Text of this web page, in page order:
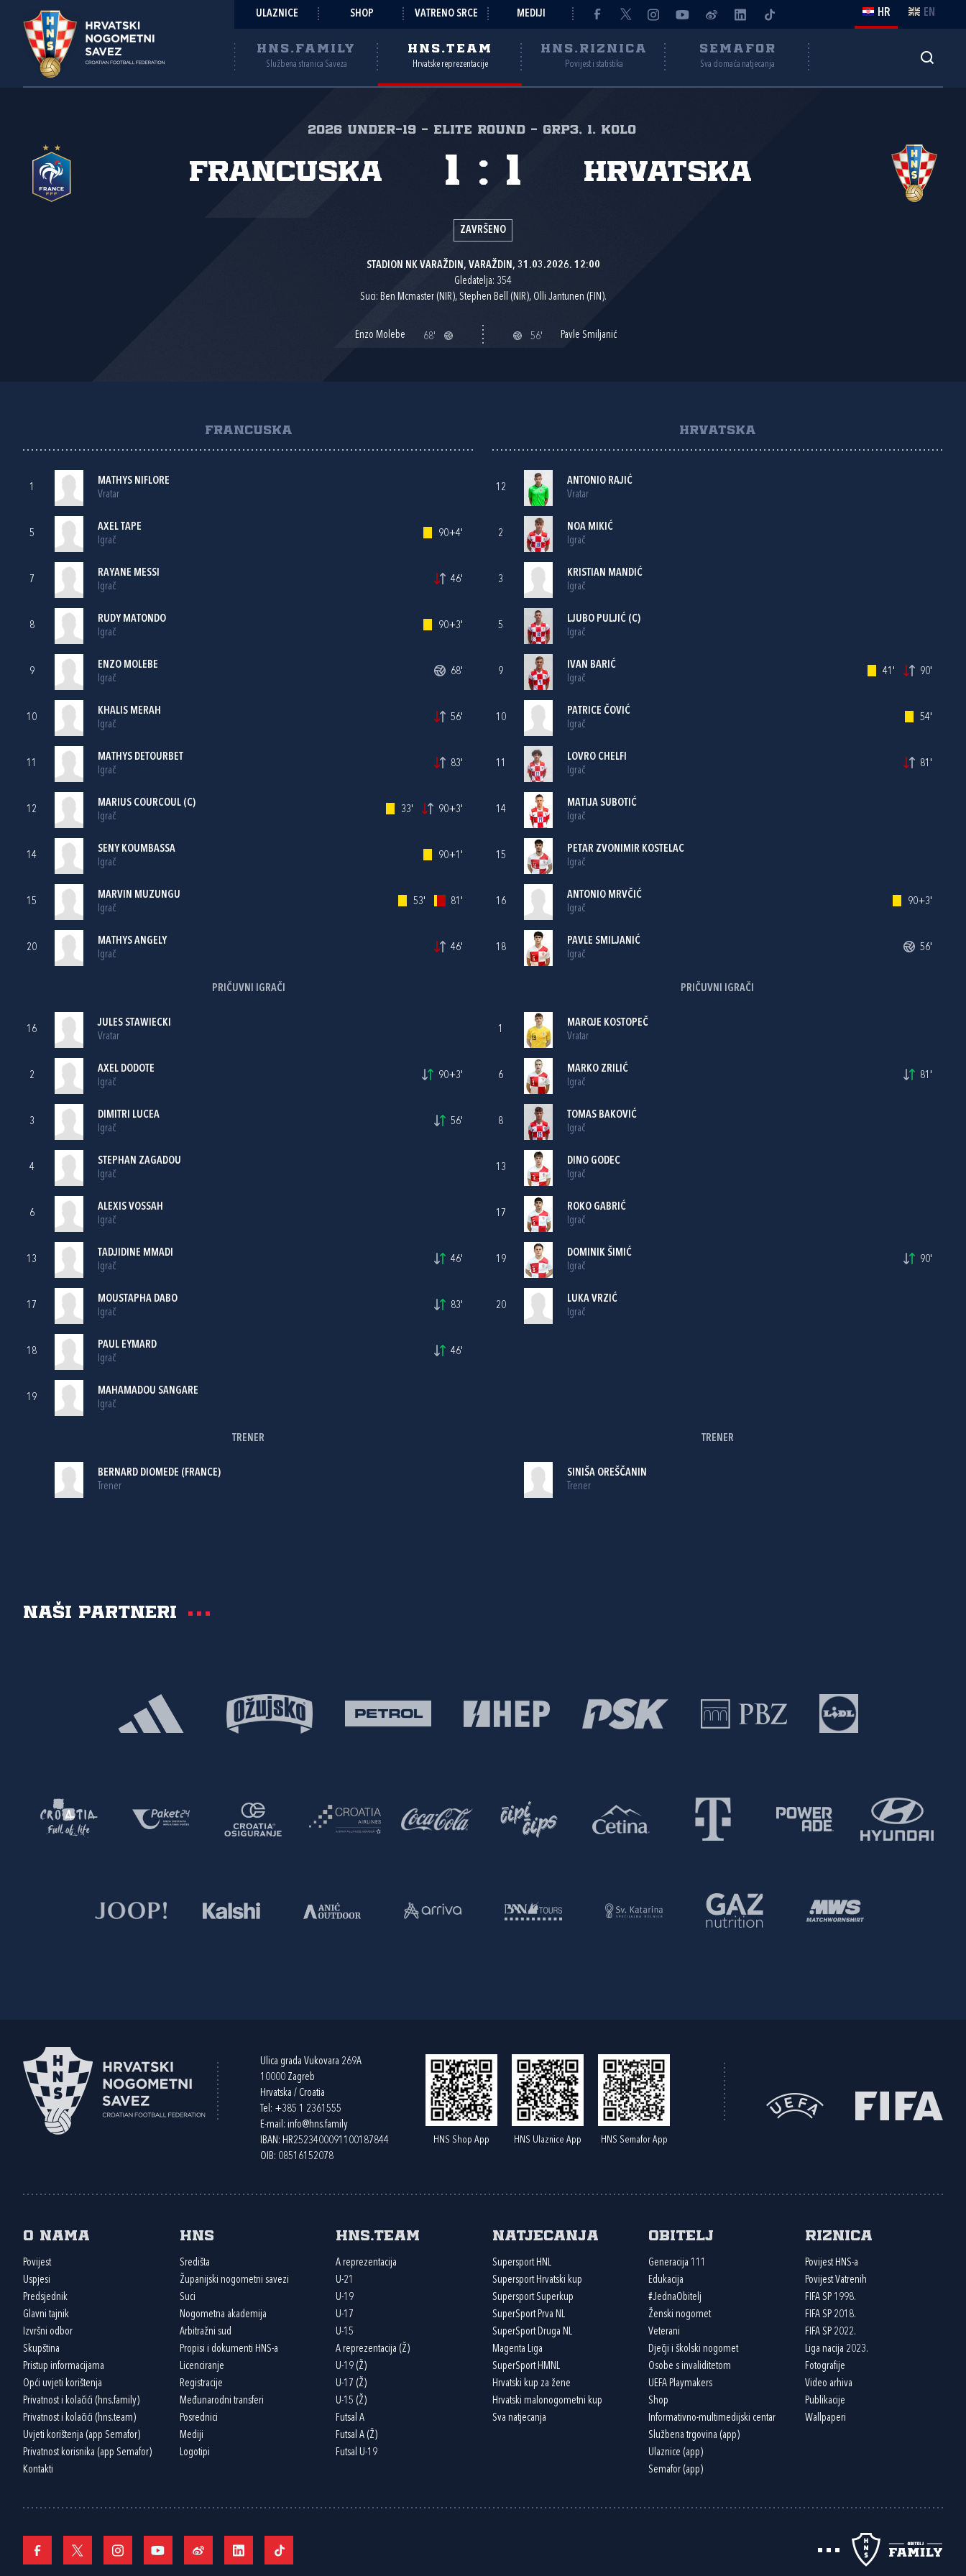
ULAZNICE SHOP VATRENO SRCE MEDIJI HR EN
HNS.FAMILY
Službena stranica Saveza
HNS.TEAM
Hrvatske reprezentacije
HNS.RIZNICA
Povijest i statistika
SEMAFOR
Sva domaća natjecanja
2026 Under-19 - Elite round - Grp3, 1. kolo
Francuska Hrvatska
1 : 1
ZAVRŠENO
STADION NK VARAŽDIN, VARAŽDIN, 31.03.2026. 12:00
Gledatelja: 354
Suci: Ben Mcmaster (NIR), Stephen Bell (NIR), Olli Jantunen (FIN).
Enzo Molebe 68' 56' Pavle Smiljanić
FRANCUSKA
1
MATHYS NIFLORE
Vratar
5
AXEL TAPE
Igrač
90+4'
7
RAYANE MESSI
Igrač
46'
8
RUDY MATONDO
Igrač
90+3'
9
ENZO MOLEBE
Igrač
68'
10
KHALIS MERAH
Igrač
56'
11
MATHYS DETOURBET
Igrač
83'
12
MARIUS COURCOUL (C)
Igrač
33' 90+3'
14
SENY KOUMBASSA
Igrač
90+1'
15
MARVIN MUZUNGU
Igrač
53' 81'
20
MATHYS ANGELY
Igrač
46'
PRIČUVNI IGRAČI
16
JULES STAWIECKI
Vratar
2
AXEL DODOTE
Igrač
90+3'
3
DIMITRI LUCEA
Igrač
56'
4
STEPHAN ZAGADOU
Igrač
6
ALEXIS VOSSAH
Igrač
13
TADJIDINE MMADI
Igrač
46'
17
MOUSTAPHA DABO
Igrač
83'
18
PAUL EYMARD
Igrač
46'
19
MAHAMADOU SANGARE
Igrač
TRENER
BERNARD DIOMEDE (FRANCE)
Trener
HRVATSKA
12
ANTONIO RAJIĆ
Vratar
2
NOA MIKIĆ
Igrač
3
KRISTIAN MANDIĆ
Igrač
5
LJUBO PULJIĆ(C)
Igrač
9
IVAN BARIĆ
Igrač
41' 90'
10
PATRICE ČOVIĆ
Igrač
54'
11
LOVRO CHELFI
Igrač
81'
14
MATIJA SUBOTIĆ
Igrač
15
PETAR ZVONIMIR KOSTELAC
Igrač
16
ANTONIO MRVČIĆ
Igrač
90+3'
18
PAVLE SMILJANIĆ
Igrač
56'
PRIČUVNI IGRAČI
1
MAROJE KOSTOPEČ
Vratar
6
MARKO ZRILIĆ
Igrač
81'
8
TOMAS BAKOVIĆ
Igrač
13
DINO GODEC
Igrač
17
ROKO GABRIĆ
Igrač
19
DOMINIK ŠIMIĆ
Igrač
90'
20
LUKA VRZIĆ
Igrač
TRENER
SINIŠA OREŠČANIN
Trener
Naši partneri
Ulica grada Vukovara 269A
10000 Zagreb
Hrvatska / Croatia
Tel: +385 1 2361555
E-mail: info@hns.family
IBAN: HR2523400091100187844
OIB: 08516152078
HNS Shop App HNS Ulaznice App HNS Semafor App
O nama
Povijest
Uspjesi
Predsjednik
Glavni tajnik
Izvršni odbor
Skupština
Pristup informacijama
Opći uvjeti korištenja
Privatnost i kolačići (hns.family)
Privatnost i kolačići (hns.team)
Uvjeti korištenja (app Semafor)
Privatnost korisnika (app Semafor)
Kontakti
HNS
Središta
Županijski nogometni savezi
Suci
Nogometna akademija
Arbitražni sud
Propisi i dokumenti HNS-a
Licenciranje
Registracije
Međunarodni transferi
Posrednici
Mediji
Logotipi
HNS.team
A reprezentacija
U-21
U-19
U-17
U-15
A reprezentacija (Ž)
U-19 (Ž)
U-17 (Ž)
U-15 (Ž)
Futsal A
Futsal A (Ž)
Futsal U-19
Natjecanja
Supersport HNL
Supersport Hrvatski kup
Supersport Superkup
SuperSport Prva NL
SuperSport Druga NL
Magenta Liga
SuperSport HMNL
Hrvatski kup za žene
Hrvatski malonogometni kup
Sva natjecanja
Obitelj
Generacija 111
Edukacija
#JednaObitelj
Ženski nogomet
Veterani
Dječji i školski nogomet
Osobe s invaliditetom
UEFA Playmakers
Shop
Informativno-multimedijski centar
Službena trgovina (app)
Ulaznice (app)
Semafor (app)
Riznica
Povijest HNS-a
Povijest Vatrenih
FIFA SP 1998.
FIFA SP 2018.
FIFA SP 2022.
Liga nacija 2023.
Fotografije
Video arhiva
Publikacije
Wallpaperi